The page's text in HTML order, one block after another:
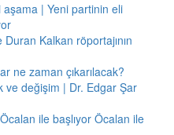
aşama | Yeni partinin eli
Duran Kalkan röportajının
ne zaman çıkarılacak?
ve değişim | Dr. Edgar Şar
ile başlıyor Öcalan ile